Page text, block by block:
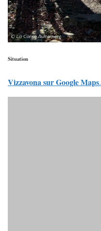
Situation
Vizzavona sur Google Maps.